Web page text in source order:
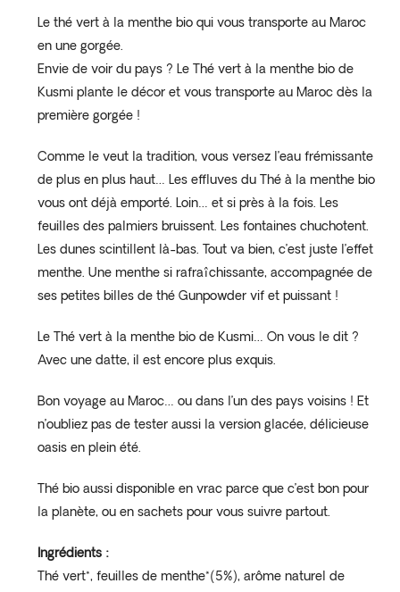
Le thé vert à la menthe bio qui vous transporte au Maroc
en une gorgée.
Envie de voir du pays ? Le Thé vert à la menthe bio de
Kusmi plante le décor et vous transporte au Maroc dès la
première gorgée !
Comme le veut la tradition, vous versez l’eau frémissante
de plus en plus haut… Les effluves du Thé à la menthe bio
vous ont déjà emporté. Loin… et si près à la fois. Les
feuilles des palmiers bruissent. Les fontaines chuchotent.
Les dunes scintillent là-bas. Tout va bien, c’est juste l’effet
menthe. Une menthe si rafraîchissante, accompagnée de
ses petites billes de thé Gunpowder vif et puissant !
Le Thé vert à la menthe bio de Kusmi… On vous le dit ?
Avec une datte, il est encore plus exquis.
Bon voyage au Maroc… ou dans l’un des pays voisins ! Et
n’oubliez pas de tester aussi la version glacée, délicieuse
oasis en plein été.
Thé bio aussi disponible en vrac parce que c’est bon pour
la planète, ou en sachets pour vous suivre partout.
Ingrédients :
Thé vert*, feuilles de menthe*(5%), arôme naturel de